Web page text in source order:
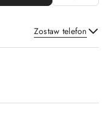
Zostaw telefon